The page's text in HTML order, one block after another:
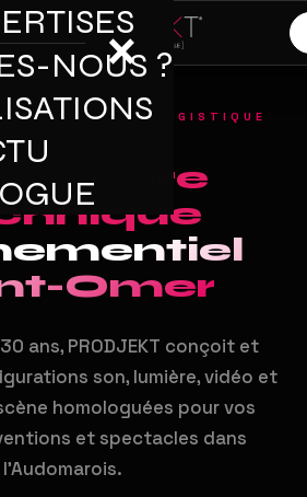
×
NOUS ?
ET LOGISTIQUE
Omer
ans, PRODJEKT conçoit et
son, lumière, vidéo et
homologuées pour vos
et spectacles dans
l'Audomarois.